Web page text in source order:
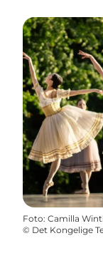
Foto: Camilla
© Det Kongelige